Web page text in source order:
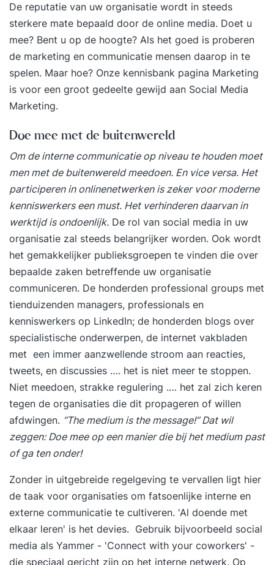
De reputatie van uw organisatie wordt in steeds
sterkere mate bepaald door de online media. Doet u
mee? Bent u op de hoogte? Als het goed is proberen
de marketing en communicatie mensen daarop in te
spelen. Maar hoe? Onze kennisbank pagina Marketing
is voor een groot gedeelte gewijd aan Social Media
Marketing.
Doe mee met de buitenwereld
Om de interne communicatie op niveau te houden moet
men met de buitenwereld meedoen. En vice versa. Het
participeren in onlinenetwerkenis zeker voor moderne
kenniswerkers een must. Het verhinderen daarvan in
werktijd is ondoenlijk. De rol van social media in uw
organisatie zal steeds belangrijker worden. Ook wordt
het gemakkelijker publieksgroepen te vinden die over
bepaalde zaken betreffende uw organisatie
communiceren. De honderden professional groups met
tienduizenden managers, professionals en
kenniswerkers op LinkedIn; de honderden blogs over
specialistische onderwerpen, de internet vakbladen
met een immer aanzwellende stroom aan reacties,
tweets, en discussies …. het is niet meer te stoppen.
Niet meedoen, strakke regulering .… het zal zich keren
tegen de organisaties die dit propageren of willen
afdwingen. “The medium is the message!” Dat wil
zeggen: Doe mee op een manier die bij het medium past
of ga ten onder!
Zonder in uitgebreide regelgeving te vervallen ligt hier
de taak voor organisaties om fatsoenlijke interne en
externe communicatie te cultiveren. 'Al doende met
elkaar leren' is het devies. Gebruik bijvoorbeeld social
media als Yammer - 'Connect with your coworkers' -
die speciaal gericht zijn op het interne netwerk. Op